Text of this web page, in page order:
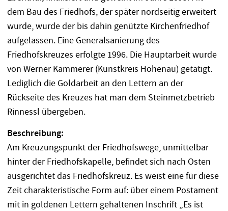
dem Bau des Friedhofs, der später nordseitig erweitert
wurde, wurde der bis dahin genützte Kirchenfriedhof
aufgelassen. Eine Generalsanierung des
Friedhofskreuzes erfolgte 1996. Die Hauptarbeit wurde
von Werner Kammerer (Kunstkreis Hohenau) getätigt.
Lediglich die Goldarbeit an den Lettern an der
Rückseite des Kreuzes hat man dem Steinmetzbetrieb
Rinnessl übergeben.
Beschreibung:
Am Kreuzungspunkt der Friedhofswege, unmittelbar
hinter der Friedhofskapelle, befindet sich nach Osten
ausgerichtet das Friedhofskreuz. Es weist eine für diese
Zeit charakteristische Form auf: über einem Postament
mit in goldenen Lettern gehaltenen Inschrift „Es ist